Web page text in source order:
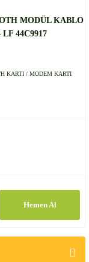
MODÜL KABLO
LF 44C9917
KARTI / MODEM KARTI
Hemen Al